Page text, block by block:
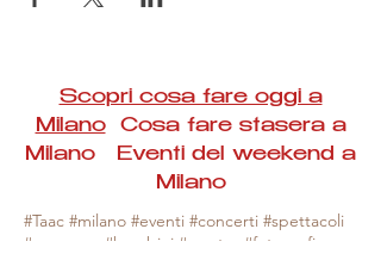
Scopri cosa fare oggi a
MilanoCosa fare stasera a
Milano Eventi del weekend a
Milano
#Taac #milano #eventi #concerti #spettacoli
#rassegne #bambini #mostre #fotografia